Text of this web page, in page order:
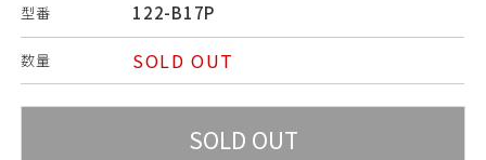
型番 122-B17P
数量 SOLD OUT